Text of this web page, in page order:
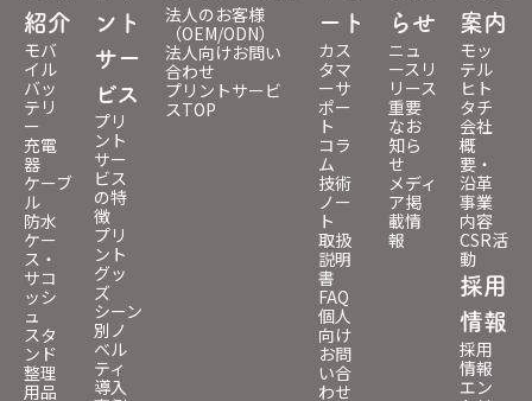
紹介
モバ
イル
バッ
テリ
ー
充電
器
ケーブ
ル
防水
ケー
ス・
サコ
ッシ
ュ
スタ
ンド
整理
用品
ント
サー
ビス
プリ
ント
サー
ビス
の特
徴
プリ
ント
グッ
ズ
シーン
別ノ
ベル
ティ
導入
法人のお客様
（OEM/ODN）
法人向けお問い
合わせ
プリントサービ
スTOP
ート
カス
タマ
ーサ
ポー
ト
コラ
ム
技術
ノー
ト
取扱
説明
書
FAQ
個人
向け
お問
い合
わせ
らせ
ニュ
ースリ
リース
重要
なお
知ら
せ
メディ
ア掲
載情
報
案内
モッ
テル
ヒト
タチ
会社
概
要・
沿革
事業
内容
CSR活
動
採用
情報
採用
情報
エン